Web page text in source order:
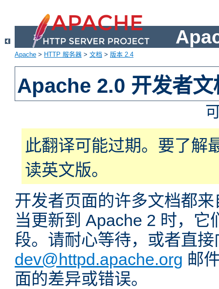
Apache > HTTP 服务器 > 文档 > 版本 2.4
Apache 2.0 开发者文
此翻译可能过期。要了解
读英文版。
开发者页面的许多文档都
当更新到 Apache 2 时，它
段。请耐心等待，或者直接
dev@httpd.apache.org 邮
面的差异或错误。